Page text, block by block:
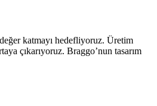
katmayı hedefliyoruz. Üretim
çıkarıyoruz. Braggo’nun tasarım